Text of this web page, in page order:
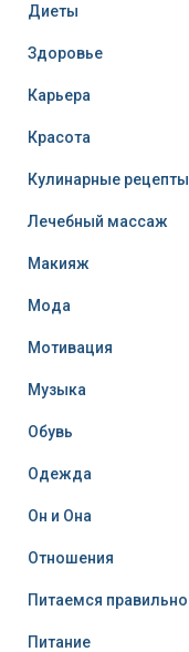
Диеты
Здоровье
Карьера
Красота
Кулинарные рецепты
Лечебный массаж
Макияж
Мода
Мотивация
Музыка
Обувь
Одежда
Он и Она
Отношения
Питаемся правильно
Питание